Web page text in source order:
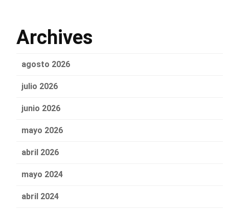
Archives
agosto 2026
julio 2026
junio 2026
mayo 2026
abril 2026
mayo 2024
abril 2024